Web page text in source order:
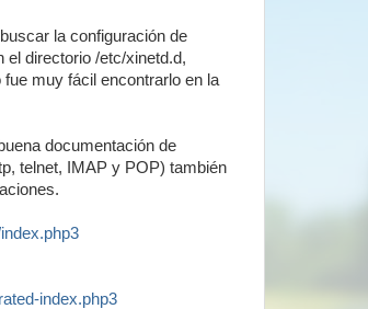
la configuración de
el directorio /etc/xinetd.d,
muy fácil encontrarlo en la
documentación de
telnet, IMAP y POP) también
index.php3